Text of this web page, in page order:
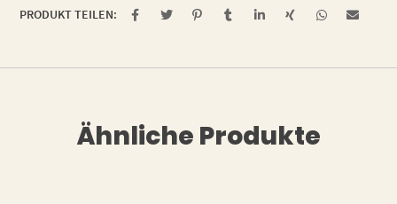
PRODUKT TEILEN:
Ähnliche Produkte